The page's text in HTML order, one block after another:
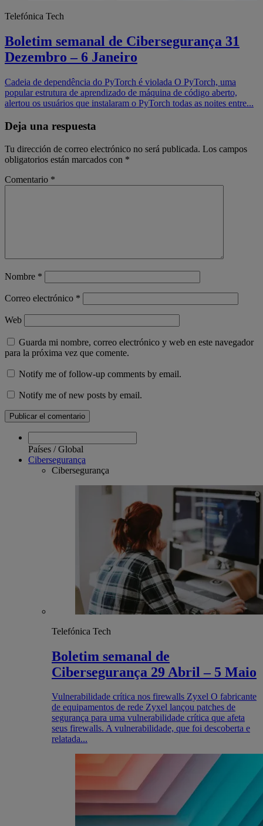
Telefónica Tech
Boletim semanal de Cibersegurança 31
Dezembro – 6 Janeiro
Cadeia de dependência do PyTorch é violada O PyTorch, uma
popular estrutura de aprendizado de máquina de código aberto,
alertou os usuários que instalaram o PyTorch todas as noites entre...
Deja una respuesta
Tu dirección de correo electrónico no será publicada. Los campos
obligatorios están marcados con *
Comentario *
Nombre *
Correo electrónico *
Web
Guarda mi nombre, correo electrónico y web en este navegador
para la próxima vez que comente.
Notify me of follow-up comments by email.
Notify me of new posts by email.
Países /Global
Cibersegurança
Cibersegurança
Telefónica Tech
Boletim semanal de
Cibersegurança 29 Abril – 5 Maio
Vulnerabilidade crítica nos firewalls Zyxel O fabricante
de equipamentos de rede Zyxel lançou patches de
segurança para uma vulnerabilidade crítica que afeta
seus firewalls. A vulnerabilidade, que foi descoberta e
relatada...